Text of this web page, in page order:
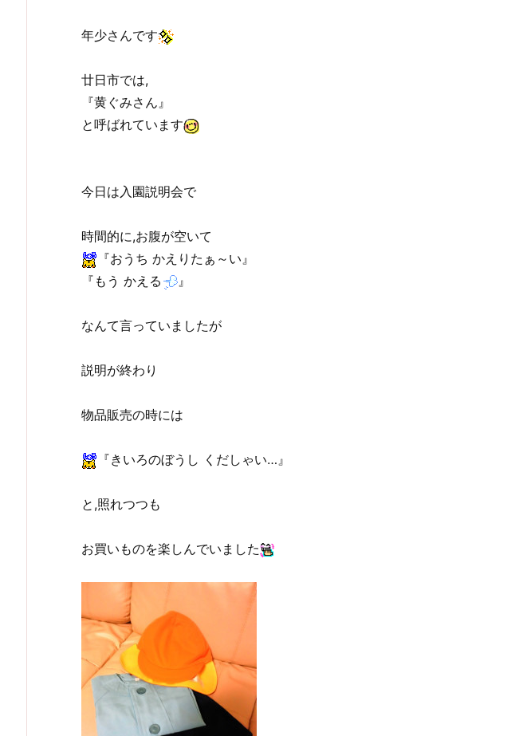
年少さんです
廿日市では,
『黄ぐみさん』
と呼ばれています
今日は入園説明会で
時間的に,お腹が空いて
『おうち かえりたぁ～い』
『もう かえる
』
なんて言っていましたが
説明が終わり
物品販売の時には
『きいろのぼうし くだしゃい…』
と,照れつつも
お買いものを楽しんでいました